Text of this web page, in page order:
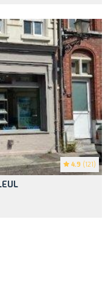
4.9 (121)